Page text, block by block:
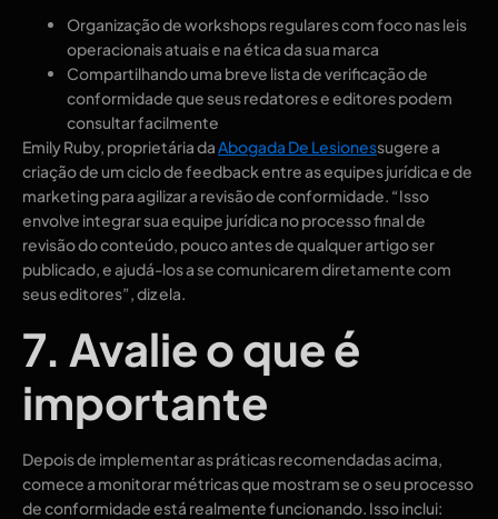
Organização de workshops regulares com foco nas leis
operacionais atuais e na ética da sua marca
Compartilhando uma breve lista de verificação de
conformidade que seus redatores e editores podem
consultar facilmente
Emily Ruby, proprietária daAbogada De Lesionessugere a
criação de um ciclo de feedback entre as equipes jurídica e de
marketing para agilizar a revisão de conformidade. “Isso
envolve integrar sua equipe jurídica no processo final de
revisão do conteúdo, pouco antes de qualquer artigo ser
publicado, e ajudá-los a se comunicarem diretamente com
seus editores”, diz ela.
7. Avalie o que é
importante
Depois de implementar as práticas recomendadas acima,
comece a monitorar métricas que mostram se o seu processo
de conformidade está realmente funcionando. Isso inclui: